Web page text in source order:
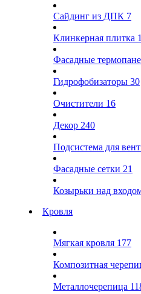
Сайдинг из ДПК 7
Клинкерная плитка
Фасадные
Гидрофобизаторы 30
Очистители 16
Декор 240
Подсистема для
Фасадные сетки 21
Козырьки над
Кровля
Мягкая кровля 177
Композитная
Металлочерепица